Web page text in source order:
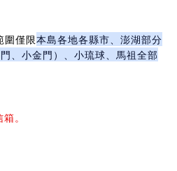
圍僅限本島各地各縣市、澎湖部分
、小金門）、小琉球、馬祖全部
。